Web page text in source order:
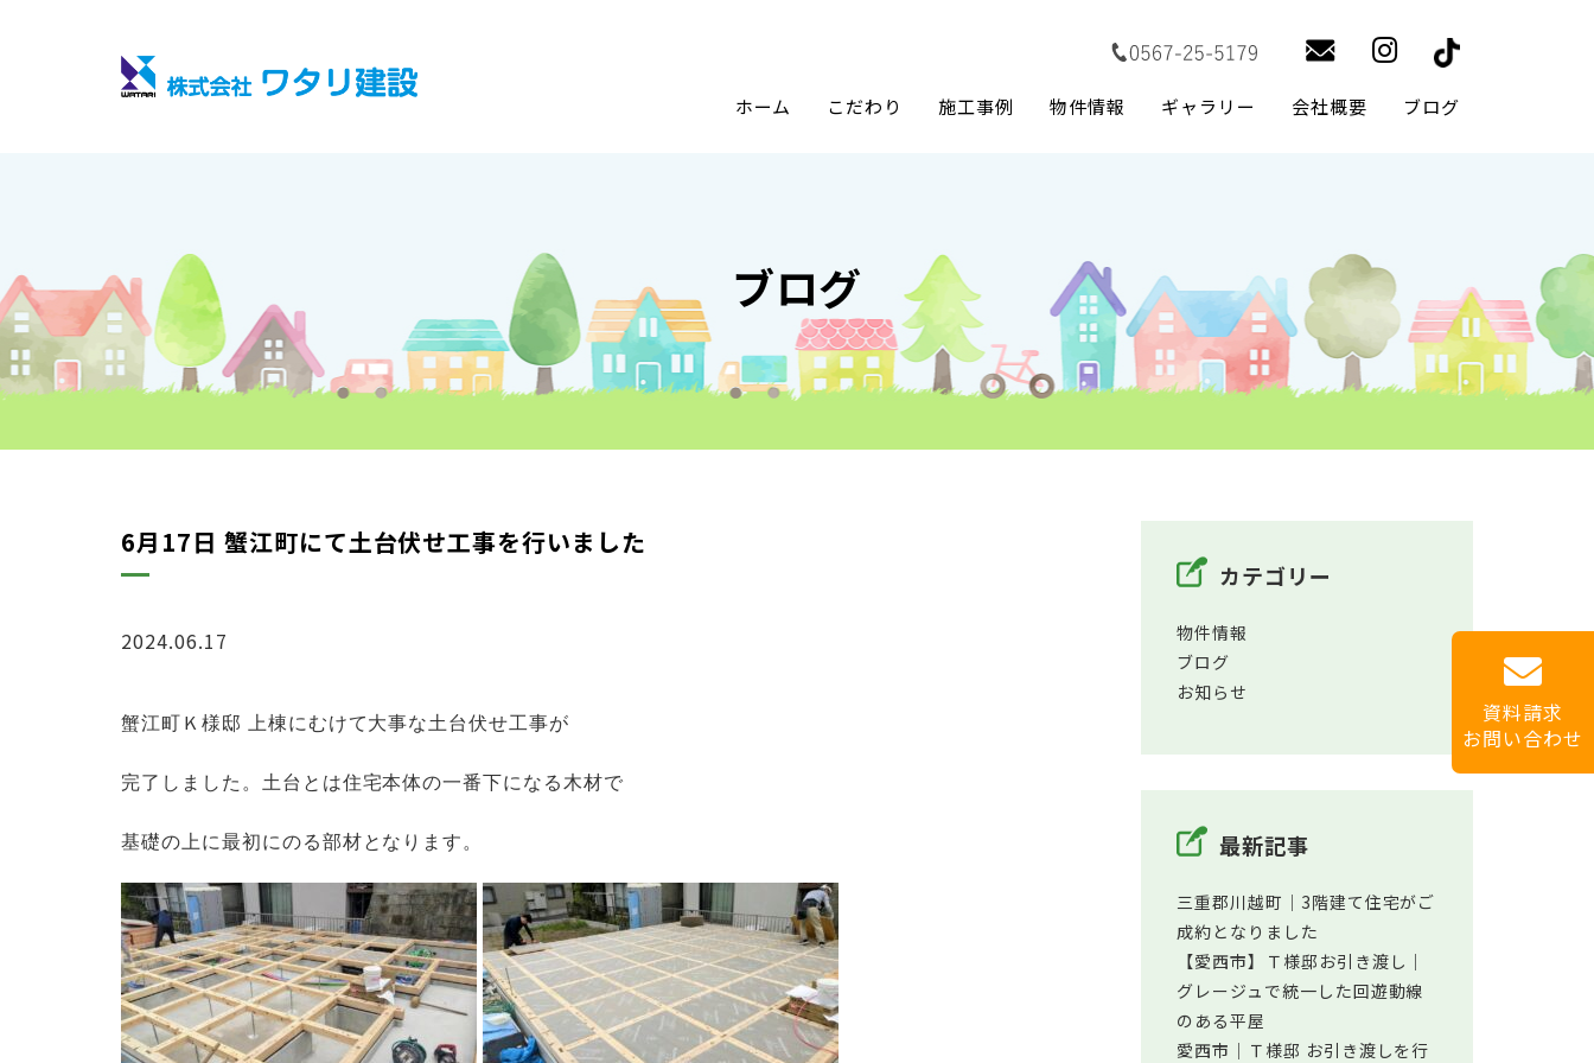
ホーム こだわり 施工事例 物件情報 ギャラリー 会社概要 ブログ
資料請求
お問い合わせ
ブログ
6月17日 蟹江町にて土台伏せ工事を行いました
2024.06.17
蟹江町Ｋ様邸 上棟にむけて大事な土台伏せ工事が
完了しました。 土台とは住宅本体の一番下になる木材で
基礎の上に最初にのる部材と なります。
カテゴリー
物件情報
ブログ
お知らせ
最新記事
三重郡川越町│3階建て住宅がご
成約となりました
【愛西市】Ｔ様邸お引き渡し｜
グレージュで統一した回遊動線
のある平屋
愛西市│Ｔ様邸 お引き渡しを行